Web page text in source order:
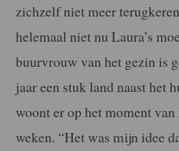
zichzelf niet meer
helemaal niet nu Laura’s
buurvrouw van het gezin is
jaar een stuk land naast het
woont er op het moment
weken. “Het was mijn idee